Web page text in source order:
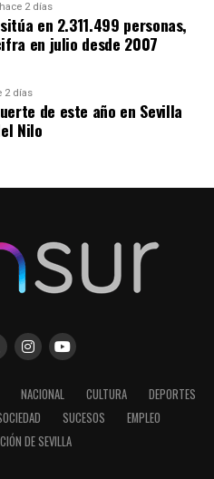
hace 2 días
en 2.311.499 personas,
en julio desde 2007
2 días
de este año en Sevilla
Nilo
NACIONAL CULTURA
DEPORTES
SUCESOS
EMPLEO
DE SEVILLA